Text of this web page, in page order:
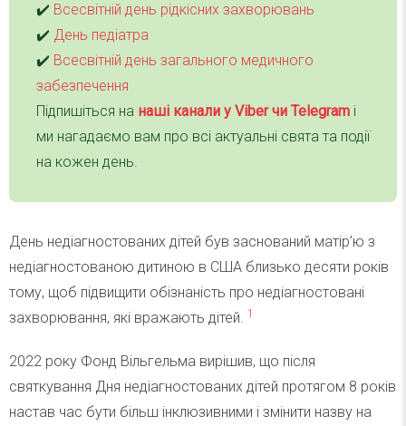
✔️ Всесвітній день рідкісних захворювань
✔️ День педіатра
✔️ Всесвітній день загального медичного
забезпечення
Підпишіться на наші канали у Viber чи Telegram і
ми нагадаємо вам про всі актуальні свята та події
на кожен день.
День недіагностованих дітей був заснований матір’ю з
недіагностованою дитиною в США близько десяти років
тому, щоб підвищити обізнаність про недіагностовані
захворювання, які вражають дітей. 1
2022 року Фонд Вільгельма вирішив, що після
святкування Дня недіагностованих дітей протягом 8 років
настав час бути більш інклюзивними і змінити назву на